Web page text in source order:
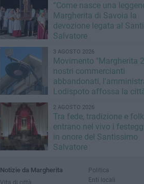
“Come nasce una
Margherita di Savoia la
devozione legata al
Salvatore
3 AGOSTO 2026
Movimento "Margherita
nostri commercianti
abbandonati,
Lodispoto affossa la
2 AGOSTO 2026
Tra fede, tradizione e
entrano nel vivo i
in onore del Santissimo
Salvatore
Notizie da Margherita
Vita di città
Politica
Enti locali